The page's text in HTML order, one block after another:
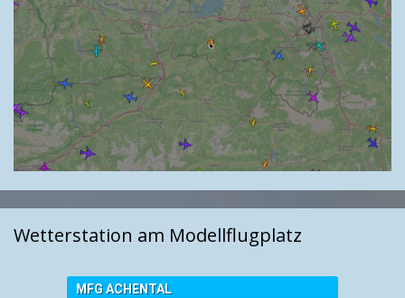
Wetterstation am Modellflugplatz